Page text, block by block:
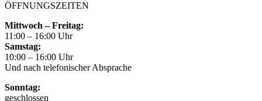
ÖFFNUNGSZEITEN
Mittwoch – Freitag:
11:00 – 16:00 Uhr
Samstag:
10:00 – 16:00 Uhr
Und nach telefonischer Absprache
Sonntag:
geschlossen